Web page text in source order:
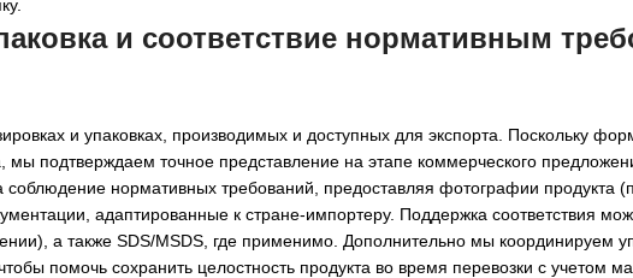
и соответствие нормативным
и упаковках, производимых и доступных для экспорта. Поскольку
мы подтверждаем точное представление на этапе коммерческого
нормативных требований, предоставляя фотографии продукта
адаптированные к стране-импортеру. Поддержка соответствия
а также SDS/MSDS, где применимо. Дополнительно мы координируем
помочь сохранить целостность продукта во время перевозки с учетом